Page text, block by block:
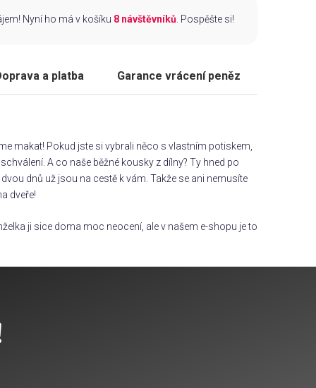
Nyní ho má v košíku 8 návštěvníků. Pospěšte si!
a platba Garance vrácení peněz
makat! Pokud jste si vybrali něco s vlastním potiskem,
A co naše běžné kousky z dílny? Ty hned po
dnů už jsou na cestě k vám. Takže se ani nemusíte
dveře!
ji sice doma moc neocení, ale v našem e-shopu je to